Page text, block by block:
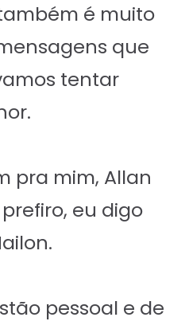
é muito
que
tentar
pra mim, Allan
eu digo
pessoal e de